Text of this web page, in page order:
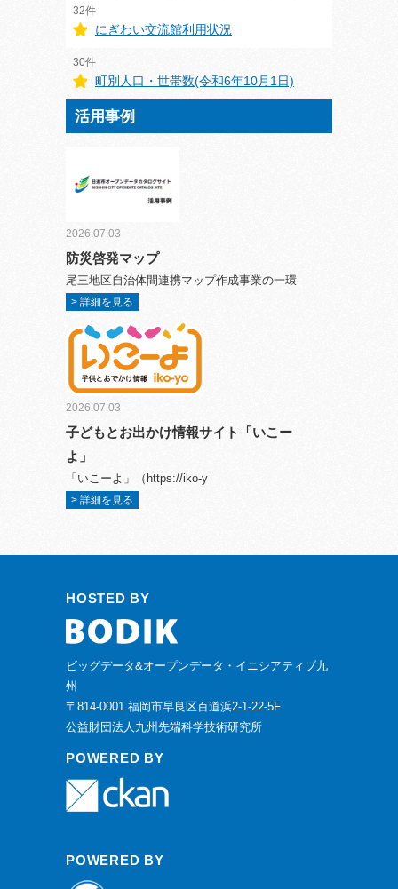
32件
にぎわい交流館利用状況
30件
町別人口・世帯数(令和6年10月1日)
活用事例
2026.07.03
防災啓発マップ
尾三地区自治体間連携マップ作成事業の一環
> 詳細を見る
2026.07.03
子どもとお出かけ情報サイト「いこー
よ」
「いこーよ」（https://iko-y
> 詳細を見る
HOSTED BY
ビッグデータ&オープンデータ・イニシアティブ九
州
〒814-0001 福岡市早良区百道浜2-1-22-5F
公益財団法人九州先端科学技術研究所
POWERED BY
POWERED BY